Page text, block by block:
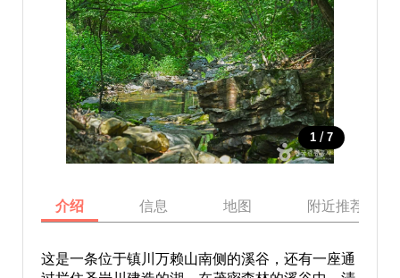
1 / 7
介绍 信息 地图 附近推荐景点
这是一条位于镇川万赖山南侧的溪谷，还有一座通